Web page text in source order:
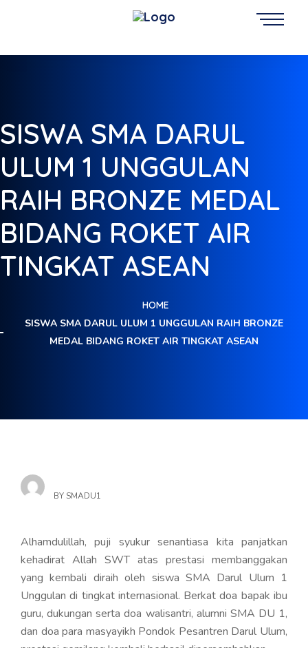
SISWA SMA DARUL
ULUM 1 UNGGULAN
RAIH BRONZE MEDAL
BIDANG ROKET AIR
TINGKAT ASEAN
HOME
SISWA SMA DARUL ULUM 1 UNGGULAN RAIH BRONZE
MEDAL BIDANG ROKET AIR TINGKAT ASEAN
BY SMADU1
Alhamdulillah, puji syukur senantiasa kita panjatkan
kehadirat Allah SWT atas prestasi membanggakan
yang kembali diraih oleh siswa SMA Darul Ulum 1
Unggulan di tingkat internasional. Berkat doa bapak ibu
guru, dukungan serta doa walisantri, alumni SMA DU 1,
dan doa para masyayikh Pondok Pesantren Darul Ulum,